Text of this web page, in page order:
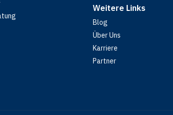
Weitere Links
Blog
Über Uns
Karriere
Partner